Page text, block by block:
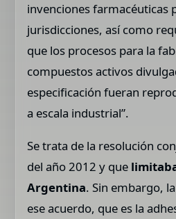
invenciones farmacéuticas
jurisdicciones, así como
que los procesos para la
compuestos activos
especificación fueran
a escala industrial”.
Se trata de la resolución
del año 2012 y que
Argentina. Sin embargo,
ese acuerdo, que es la